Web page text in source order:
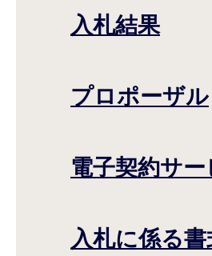
入札結果
プロポーザル
電子契約サ
入札に係る書